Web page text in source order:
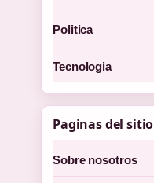
Politica
Tecnologia
Paginas del sitio
Sobre nosotros